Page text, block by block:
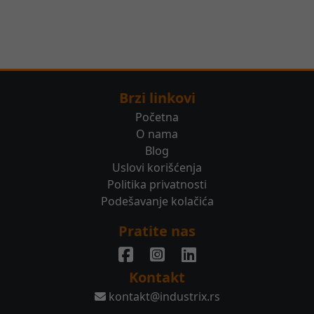
Brzi linkovi
Početna
O nama
Blog
Uslovi korišćenja
Politika privatnosti
Podešavanje kolačića
Pratite nas
Kontakt
kontakt@industrix.rs